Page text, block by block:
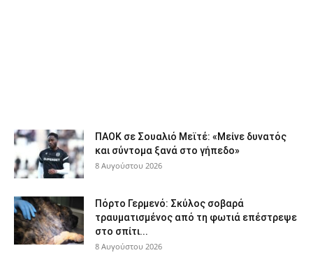
ΠΑΟΚ σε Σουαλιό Μεϊτέ: «Μείνε δυνατός
και σύντομα ξανά στο γήπεδο»
8 Αυγούστου 2026
Πόρτο Γερμενό: Σκύλος σοβαρά
τραυματισμένος από τη φωτιά επέστρεψε
στο σπίτι...
8 Αυγούστου 2026